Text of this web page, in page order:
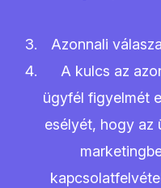
Azonnali
A kulcs az
ügyfél figyelmét
esélyét, hogy az